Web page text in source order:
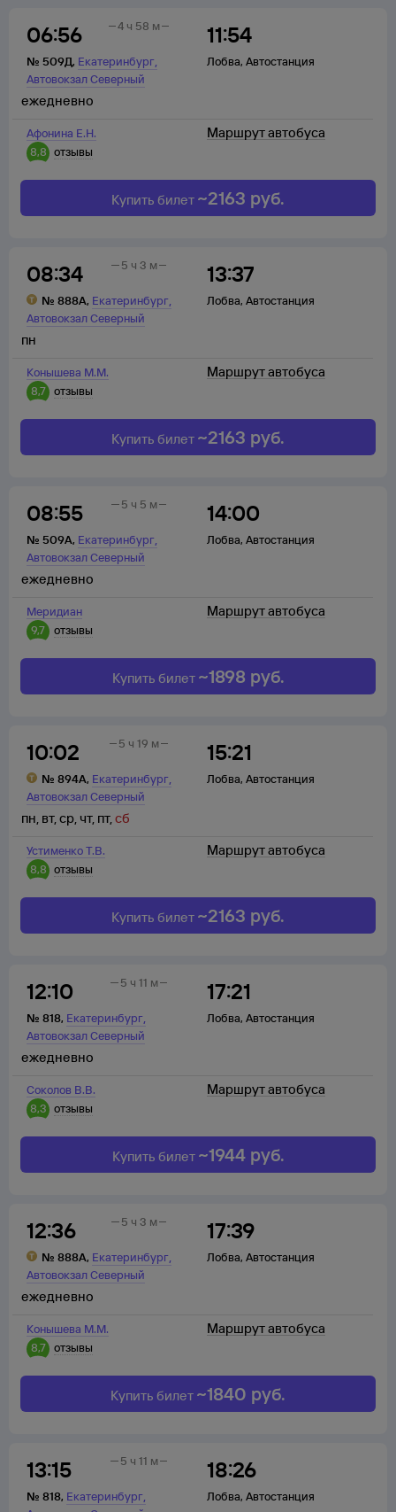
06:56
№ 509Д, Екатеринбург,
Автовокзал Северный
11:54
Лобва, Автостанция
4 ч 58 м
Афонина Е.Н.
8,8 отзывы
ежедневно
Маршрут автобуса
Купить билет ~2163 руб.
08:34
№ 888А, Екатеринбург,
Автовокзал Северный
13:37
Лобва, Автостанция
5 ч 3 м
Конышева М.М.
8,7 отзывы
пн
Маршрут автобуса
Купить билет ~2163 руб.
08:55
№ 509А, Екатеринбург,
Автовокзал Северный
14:00
Лобва, Автостанция
5 ч 5 м
Меридиан
9,7
отзывы
ежедневно
Маршрут автобуса
Купить билет ~1898 руб.
10:02
№ 894А, Екатеринбург,
Автовокзал Северный
15:21
Лобва, Автостанция
5 ч 19 м
Устименко Т.В.
8,8 отзывы
пн, вт,ср, чт, пт,сб
Маршрут автобуса
Купить билет ~2163 руб.
12:10
№ 818, Екатеринбург,
Автовокзал Северный
17:21
Лобва, Автостанция
5 ч 11 м
Соколов В.В.
8,3 отзывы
ежедневно
Маршрут автобуса
Купить билет ~1944 руб.
12:36
№ 888А, Екатеринбург,
Автовокзал Северный
17:39
Лобва, Автостанция
5 ч 3 м
Конышева М.М.
8,7 отзывы
ежедневно
Маршрут автобуса
Купить билет ~1840 руб.
13:15
№ 818, Екатеринбург,
18:26
Лобва, Автостанция
5 ч 11 м